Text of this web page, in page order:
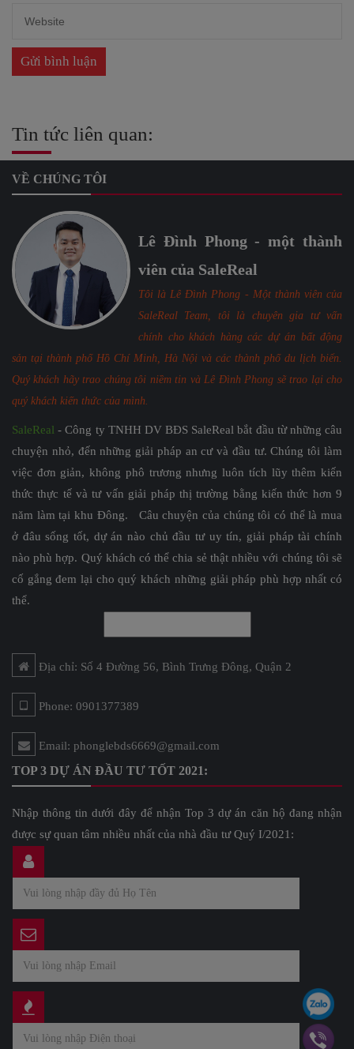
Tin tức liên quan:
VỀ CHÚNG TÔI
Lê Đình Phong - một thành
viên của SaleReal
Tôi là Lê Đình Phong - Một thành viên của
SaleReal Team, tôi là chuyên gia tư vấn
chính cho khách hàng các dự án bất động
sản tại thành phố Hồ Chí Minh, Hà Nội và các thành phố du lịch biển.
Quý khách hãy trao chúng tôi niềm tin và Lê Đình Phong sẽ trao lại cho
quý khách kiến thức của mình.
SaleReal - Công ty TNHH DV BĐS SaleReal bắt đầu từ những câu
chuyện nhỏ, đến những giải pháp an cư và đầu tư. Chúng tôi làm
việc đơn giản, không phô trương nhưng luôn tích lũy thêm kiến
thức thực tế và tư vấn giải pháp thị trường bằng kiến thức hơn 9
năm làm tại khu Đông. Câu chuyện của chúng tôi có thể là mua
ở đâu sống tốt, dự án nào chủ đầu tư uy tín, giải pháp tài chính
nào phù hợp. Quý khách có thể chia sẻ thật nhiều với chúng tôi sẽ
cố gắng đem lại cho quý khách những giải pháp phù hợp nhất có
thể.
Địa chỉ: Số 4 Đường 56, Bình Trưng Đông, Quận 2
Phone: 0901377389
Email: phonglebds6669@gmail.com
TOP 3 DỰ ÁN ĐẦU TƯ TỐT 2021:
Nhập thông tin dưới đây để nhận Top 3 dự án căn hộ đang nhận
được sự quan tâm nhiều nhất của nhà đầu tư Quý I/2021: